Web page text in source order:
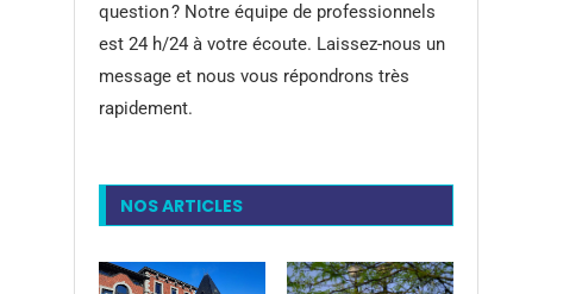
question ? Notre équipe de professionnels
est 24 h/24 à votre écoute. Laissez-nous un
message et nous vous répondrons très
rapidement.
NOS ARTICLES